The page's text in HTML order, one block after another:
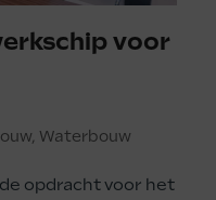
voor
, Waterbouw
opdracht voor het